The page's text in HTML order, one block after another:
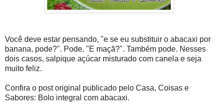
Você deve estar pensando, "e se eu substituir o abacaxi por
banana, pode?". Pode. "E maçã?". Também pode. Nesses
dois casos, salpique açúcar misturado com canela e seja
muito feliz.
Confira o post original publicado pelo Casa, Coisas e
Sabores: Bolo integral com abacaxi.